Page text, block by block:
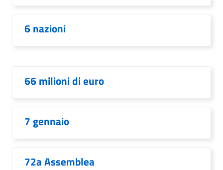
6 nazioni
66 milioni di euro
7 gennaio
72a Assemblea